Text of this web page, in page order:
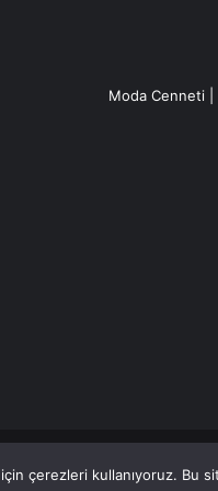
Moda Cenneti |
HaberlerCanlı Haber'den
çerezleri kullanıyoruz. Bu